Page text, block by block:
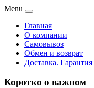
Menu
Главная
О компании
Самовывоз
Обмен и возврат
Доставка. Гарантия
Коротко о важном